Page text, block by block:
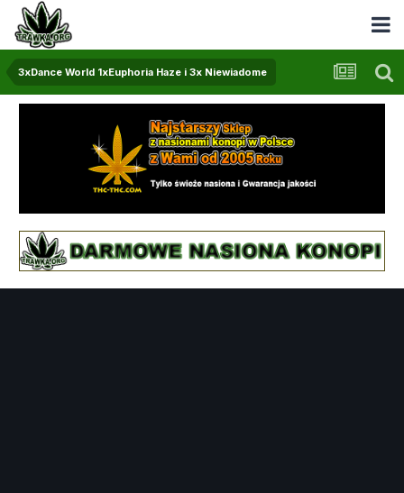
3xDance World 1xEuphoria Haze i 3x Niewiadome